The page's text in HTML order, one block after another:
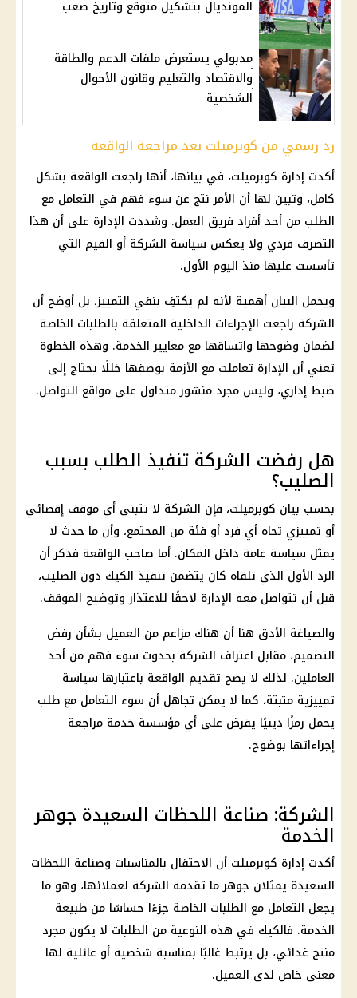
المونديال بتشكيل متوقع وتاريخ صعب
مدبولي يستعرض ملفات الدعم والطاقة
والاقتصاد والتعليم وقانون الأحوال
الشخصية
رد رسمي من كوبرميلت بعد مراجعة الواقعة
أكدت إدارة كوبرميلت، في بيانها، أنها راجعت الواقعة بشكل
كامل، وتبين لها أن الأمر نتج عن سوء فهم في التعامل مع
الطلب من أحد أفراد فريق العمل. وشددت الإدارة على أن هذا
التصرف فردي ولا يعكس سياسة الشركة أو القيم التي
تأسست عليها منذ اليوم الأول.
ويحمل البيان أهمية لأنه لم يكتفِ بنفي التمييز، بل أوضح أن
الشركة راجعت الإجراءات الداخلية المتعلقة بالطلبات الخاصة
لضمان وضوحها واتساقها مع معايير الخدمة. وهذه الخطوة
تعني أن الإدارة تعاملت مع الأزمة بوصفها خللًا يحتاج إلى
ضبط إداري، وليس مجرد منشور متداول على مواقع التواصل.
هل رفضت الشركة تنفيذ الطلب بسبب
الصليب؟
بحسب بيان كوبرميلت، فإن الشركة لا تتبنى أي موقف إقصائي
أو تمييزي تجاه أي فرد أو فئة من المجتمع، وأن ما حدث لا
يمثل سياسة عامة داخل المكان. أما صاحب الواقعة فذكر أن
الرد الأول الذي تلقاه كان يتضمن تنفيذ الكيك دون الصليب،
قبل أن تتواصل معه الإدارة لاحقًا للاعتذار وتوضيح الموقف.
والصياغة الأدق هنا أن هناك مزاعم من العميل بشأن رفض
التصميم، مقابل اعتراف الشركة بحدوث سوء فهم من أحد
العاملين. لذلك لا يصح تقديم الواقعة باعتبارها سياسة
تمييزية مثبتة، كما لا يمكن تجاهل أن سوء التعامل مع طلب
يحمل رمزًا دينيًا يفرض على أي مؤسسة خدمة مراجعة
إجراءاتها بوضوح.
الشركة: صناعة اللحظات السعيدة جوهر
الخدمة
أكدت إدارة كوبرميلت أن الاحتفال بالمناسبات وصناعة اللحظات
السعيدة يمثلان جوهر ما تقدمه الشركة لعملائها، وهو ما
يجعل التعامل مع الطلبات الخاصة جزءًا حساسًا من طبيعة
الخدمة. فالكيك في هذه النوعية من الطلبات لا يكون مجرد
منتج غذائي، بل يرتبط غالبًا بمناسبة شخصية أو عائلية لها
معنى خاص لدى العميل.